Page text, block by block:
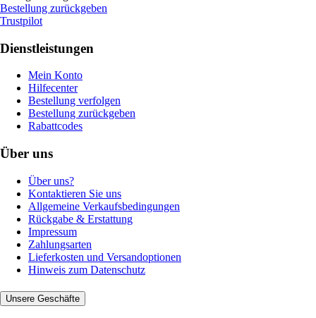
Bestellung zurückgeben
Trustpilot
Dienstleistungen
Mein Konto
Hilfecenter
Bestellung verfolgen
Bestellung zurückgeben
Rabattcodes
Über uns
Über uns?
Kontaktieren Sie uns
Allgemeine Verkaufsbedingungen
Rückgabe & Erstattung
Impressum
Zahlungsarten
Lieferkosten und Versandoptionen
Hinweis zum Datenschutz
Unsere Geschäfte